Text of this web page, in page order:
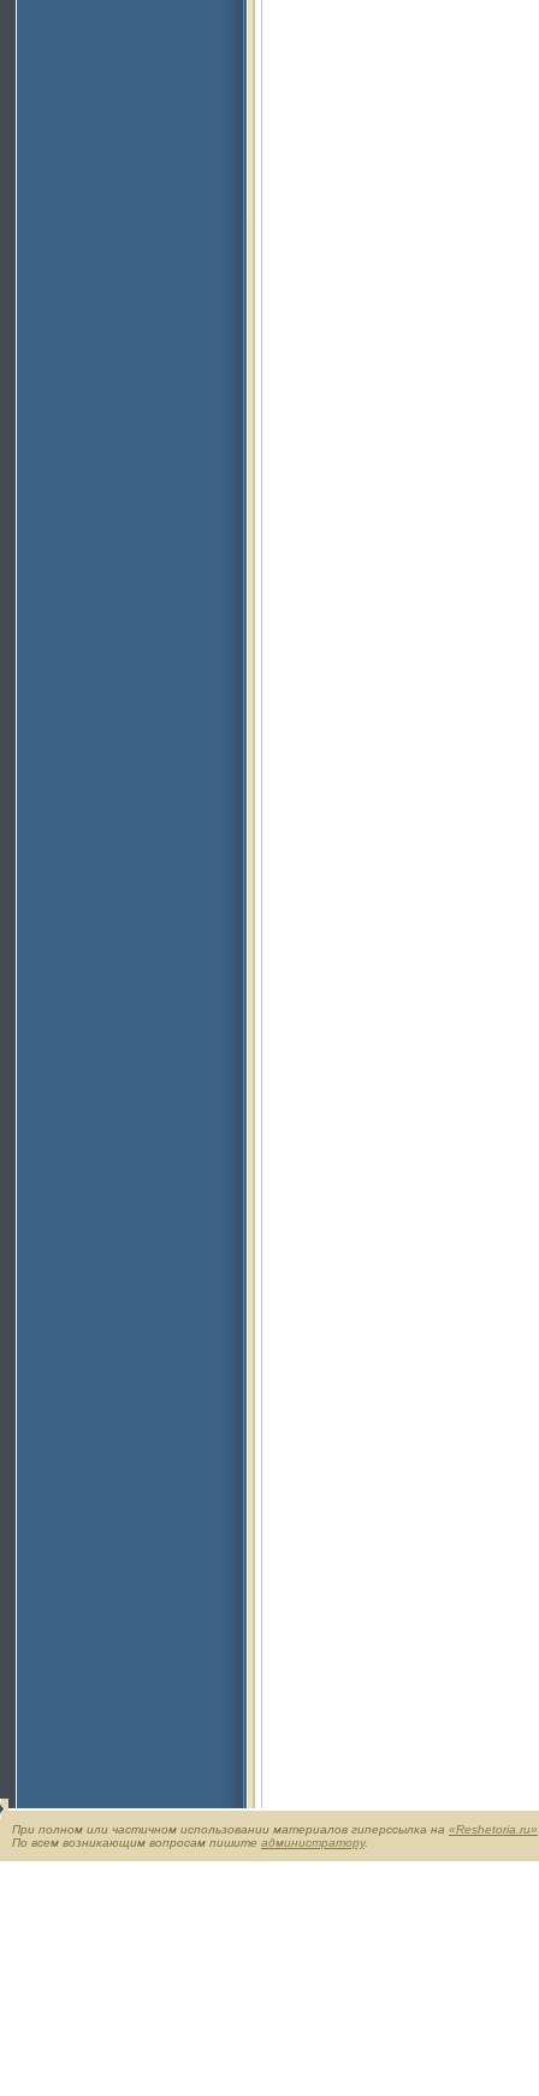
При полном или частичном использовании материалов гиперссылка на «Reshetoria.ru»
По всем возникающим вопросам пишите администратору.